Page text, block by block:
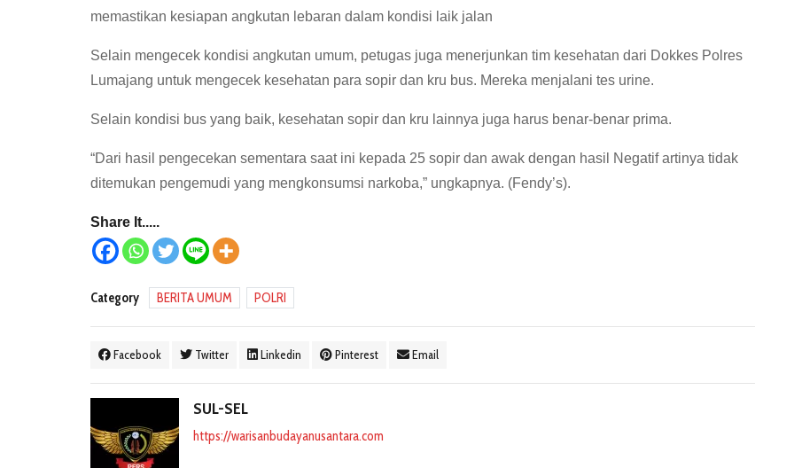
memastikan kesiapan angkutan lebaran dalam kondisi laik jalan
Selain mengecek kondisi angkutan umum, petugas juga menerjunkan tim kesehatan dari Dokkes Polres
Lumajang untuk mengecek kesehatan para sopir dan kru bus. Mereka menjalani tes urine.
Selain kondisi bus yang baik, kesehatan sopir dan kru lainnya juga harus benar-benar prima.
“Dari hasil pengecekan sementara saat ini kepada 25 sopir dan awak dengan hasil Negatif artinya tidak
ditemukan pengemudi yang mengkonsumsi narkoba,” ungkapnya. (Fendy’s).
Share It.....
Category BERITA UMUM POLRI
Facebook Twitter Linkedin Pinterest Email
SUL-SEL
https://warisanbudayanusantara.com